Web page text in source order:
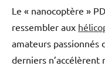
Le « nanocoptère »
ressembler aux
amateurs passionnés
derniers